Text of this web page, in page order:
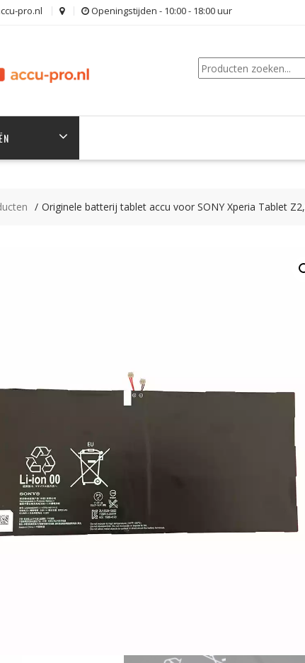
pro.nl Openingstijden - 10:00 - 18:00 uur
Zoeken
Originele batterij tablet accu voor SONY Xperia Tablet